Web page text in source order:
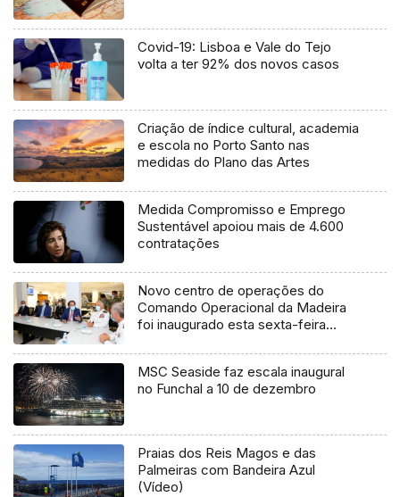
Covid-19: Lisboa e Vale do Tejo
volta a ter 92% dos novos casos
Criação de índice cultural, academia
e escola no Porto Santo nas
medidas do Plano das Artes
Medida Compromisso e Emprego
Sustentável apoiou mais de 4.600
contratações
Novo centro de operações do
Comando Operacional da Madeira
foi inaugurado esta sexta-feira
MSC Seaside faz escala inaugural
no Funchal a 10 de dezembro
Praias dos Reis Magos e das
Palmeiras com Bandeira Azul
(Vídeo)